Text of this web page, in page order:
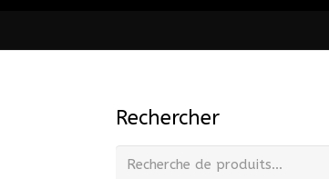
Rechercher
Recherche